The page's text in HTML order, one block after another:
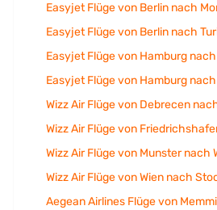
Easyjet Flüge von Berlin nach
Easyjet Flüge von Berlin nach
Easyjet Flüge von Hamburg
Easyjet Flüge von Hamburg
Wizz Air Flüge von Debrecen
Wizz Air Flüge von
Wizz Air Flüge von Munster nach
Wizz Air Flüge von Wien nach
Aegean Airlines Flüge von